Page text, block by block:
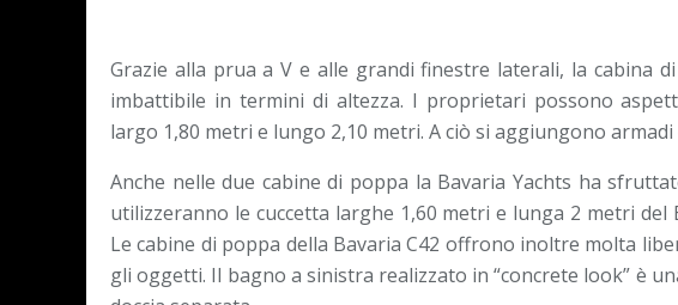
Grazie alla prua a V e alle grandi finestre laterali, la cabina
imbattibile in termini di altezza. I proprietari possono
largo 1,80 metri e lungo 2,10 metri. A ciò si aggiungono
Anche nelle due cabine di poppa la Bavaria Yachts ha
utilizzeranno le cuccetta larghe 1,60 metri e lunga 2 metri del
Le cabine di poppa della Bavaria C42 offrono inoltre molta
gli oggetti. Il bagno a sinistra realizzato in “concrete look” è